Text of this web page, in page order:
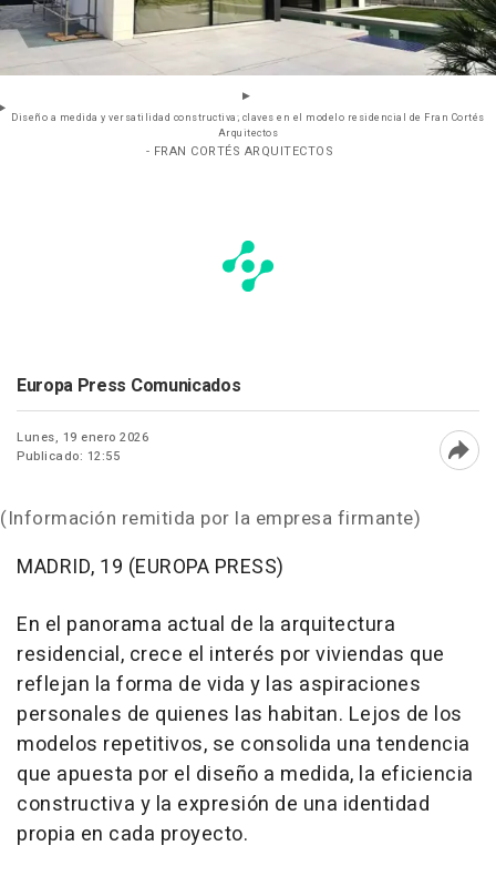
Diseño a medida y versatilidad constructiva; claves en el modelo residencial de Fran Cortés
Arquitectos
- FRAN CORTÉS ARQUITECTOS
Europa Press Comunicados
Lunes, 19 enero 2026
Publicado: 12:55
(Información remitida por la empresa firmante)
MADRID, 19 (EUROPA PRESS)
En el panorama actual de la arquitectura
residencial, crece el interés por viviendas que
reflejan la forma de vida y las aspiraciones
personales de quienes las habitan. Lejos de los
modelos repetitivos, se consolida una tendencia
que apuesta por el diseño a medida, la eficiencia
constructiva y la expresión de una identidad
propia en cada proyecto.